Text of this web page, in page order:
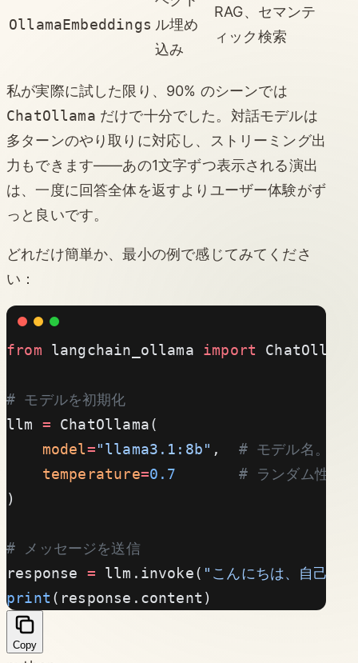
OllamaEmbeddings ル埋め
込み
RAG、セマンテ
ィック検索
私が実際に試した限り、90% のシーンでは
ChatOllama だけで十分でした。対話モデルは
多ターンのやり取りに対応し、ストリーミング出
力もできます——あの1文字ずつ表示される演出
は、一度に回答全体を返すよりユーザー体験がず
っと良いです。
どれだけ簡単か、最小の例で感じてみてくださ
い：
from langchain_ollama import ChatOllama
# モデルを初期化
llm = ChatOllama(
    model
="llama3.1:8b" , # モデル名。事
    temperature
=0.7
# ランダム性の
)
# メッセージを送信
response = llm.invoke( "こんにちは、自己紹
print (response.content)
Copy